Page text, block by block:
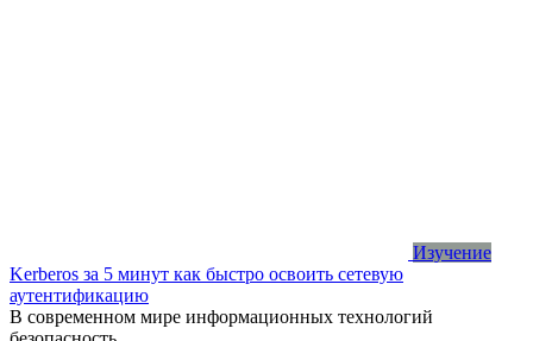
Изучение
Kerberos за 5 минут как быстро освоить сетевую
аутентификацию
В современном мире информационных технологий